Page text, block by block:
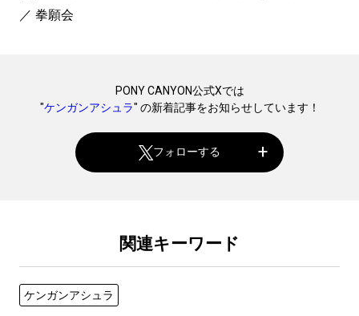
／ 拳願会
PONY CANYON公式Xでは
"ケンガンアシュラ" の新着記事をお知らせしています！
フォローする
関連キーワード
ケンガンアシュラ